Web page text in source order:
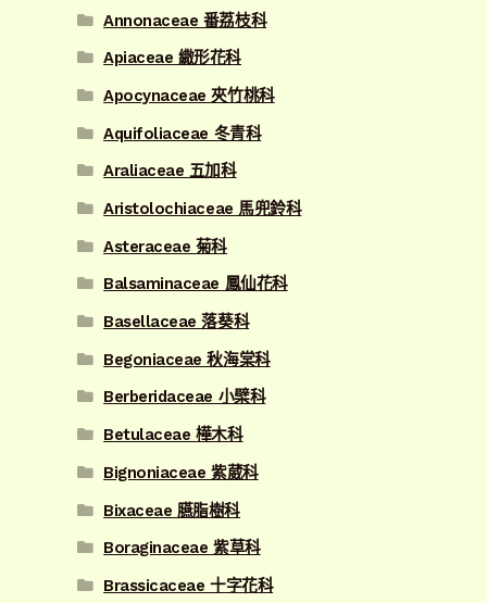
Annonaceae 番荔枝科
Apiaceae 繖形花科
Apocynaceae 夾竹桃科
Aquifoliaceae 冬青科
Araliaceae 五加科
Aristolochiaceae 馬兜鈴科
Asteraceae 菊科
Balsaminaceae 鳳仙花科
Basellaceae 落葵科
Begoniaceae 秋海棠科
Berberidaceae 小檗科
Betulaceae 樺木科
Bignoniaceae 紫葳科
Bixaceae 臙脂樹科
Boraginaceae 紫草科
Brassicaceae 十字花科